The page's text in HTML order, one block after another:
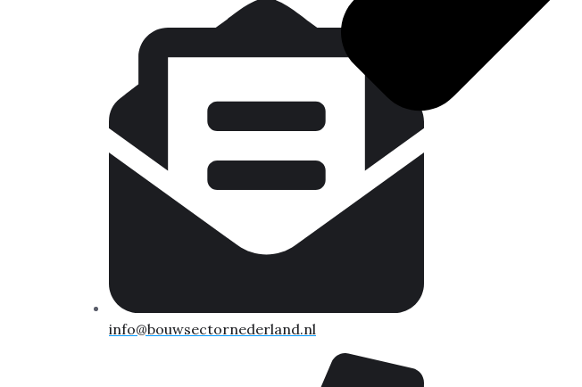
info@bouwsectornederland.nl